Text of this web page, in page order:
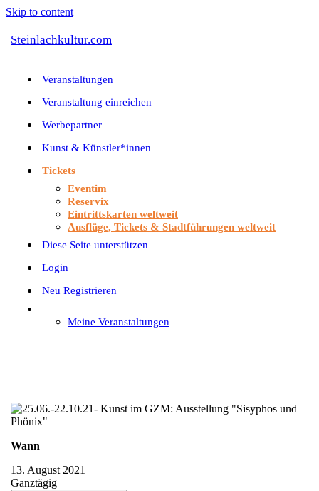
Skip to content
Steinlachkultur.com
Veranstaltungen
Veranstaltung einreichen
Werbepartner
Kunst & Künstler*innen
Tickets
Eventim
Reservix
Eintrittskarten weltweit
Ausflüge, Tickets & Stadtführungen weltweit
Diese Seite unterstützen
Login
Neu Registrieren
Meine Veranstaltungen
Wann
13. August 2021
Ganztägig